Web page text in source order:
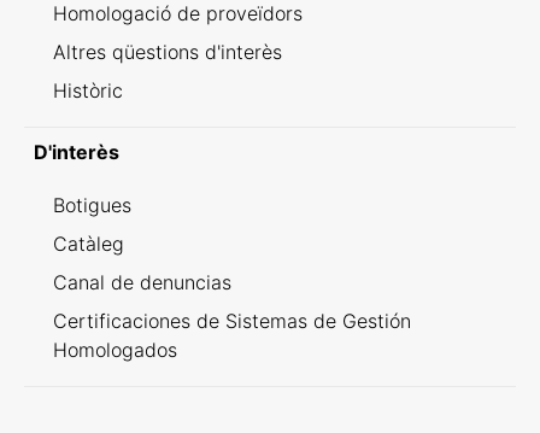
Homologació de proveïdors
Altres qüestions d'interès
Històric
D'interès
Botigues
Catàleg
Canal de denuncias
Certificaciones de Sistemas de Gestión
Homologados